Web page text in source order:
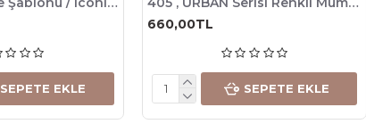
SEPETE EKLE
660,00TL
SEPETE EKLE